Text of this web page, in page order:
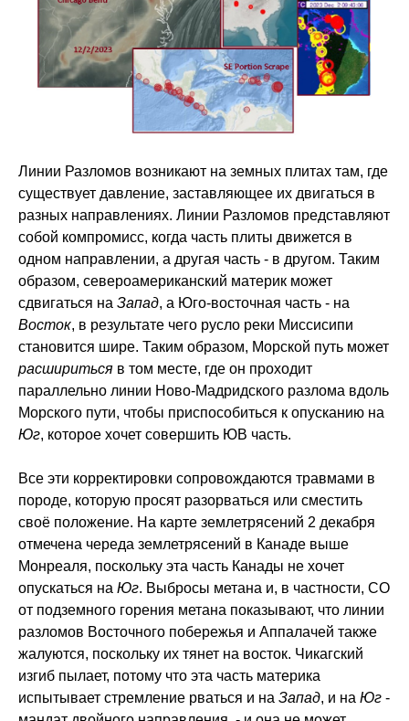
Линии Разломов возникают на земных плитах там, где
существует давление, заставляющее их двигаться в
разных направлениях. Линии Разломов представляют
собой компромисс, когда часть плиты движется в
одном направлении, а другая часть - в другом. Таким
образом, североамериканский материк может
сдвигаться на Запад, а Юго-восточная часть - на
Восток, в результате чего русло реки Миссисипи
становится шире. Таким образом, Морской путь может
расшириться в том месте, где он проходит
параллельно линии Ново-Мадридского разлома вдоль
Морского пути, чтобы приспособиться к опусканию на
Юг, которое хочет совершить ЮВ часть.
Все эти корректировки сопровождаются травмами в
породе, которую просят разорваться или сместить
своё положение. На карте землетрясений 2 декабря
отмечена череда землетрясений в Канаде выше
Монреаля, поскольку эта часть Канады не хочет
опускаться на Юг. Выбросы метана и, в частности, СО
от подземного горения метана показывают, что линии
разломов Восточного побережья и Аппалачей также
жалуются, поскольку их тянет на восток. Чикагский
изгиб пылает, потому что эта часть материка
испытывает стремление рваться и на Запад, и на Юг -